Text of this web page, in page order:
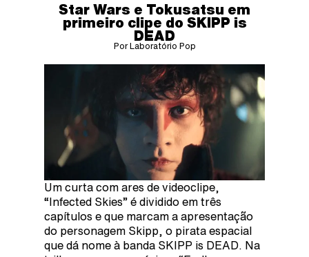
Star Wars e Tokusatsu em
primeiro clipe do SKIPP is
DEAD
Por Laboratório Pop
Um curta com ares de videoclipe,
“Infected Skies” é dividido em três
capítulos e que marcam a apresentação
do personagem Skipp, o pirata espacial
que dá nome à banda SKIPP is DEAD. Na